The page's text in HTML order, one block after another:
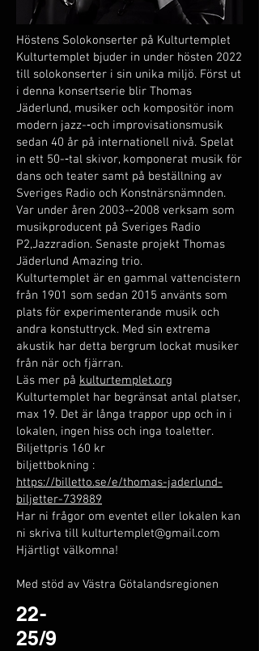
Höstens Solokonserter på Kulturtemplet
Kulturtemplet bjuder in under hösten 2022
till solokonserter i sin unika miljö. Först ut
i denna konsertserie blir Thomas
Jäderlund, musiker och kompositör inom
modern jazz-­‐och improvisationsmusik
sedan 40 år på internationell nivå. Spelat
in ett 50-­‐tal skivor, komponerat musik för
dans och teater samt på beställning av
Sveriges Radio och Konstnärsnämnden.
Var under åren 2003-­‐2008 verksam som
musikproducent på Sveriges Radio
P2,Jazzradion. Senaste projekt Thomas
Jäderlund Amazing trio.
Kulturtemplet är en gammal vattencistern
från 1901 som sedan 2015 använts som
plats för experimenterande musik och
andra konstuttryck. Med sin extrema
akustik har detta bergrum lockat musiker
från när och fjärran.
Läs mer på kulturtemplet.org
Kulturtemplet har begränsat antal platser,
max 19. Det är långa trappor upp och in i
lokalen, ingen hiss och inga toaletter.
Biljettpris 160 kr
biljettbokning :
https://billetto.se/e/thomas-jaderlund-
biljetter-739889
Har ni frågor om eventet eller lokalen kan
ni skriva till kulturtemplet@gmail.com
Hjärtligt välkomna!
Med stöd av Västra Götalandsregionen
22-
25/9